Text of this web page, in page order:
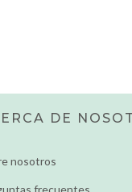
DE
nosotros
frecuentes